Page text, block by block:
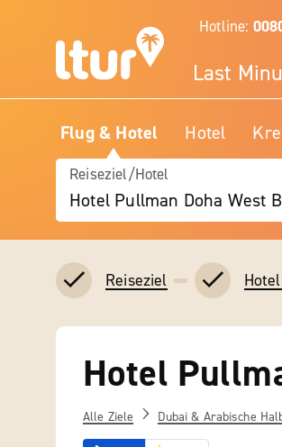
Hotline:
Last
Flug & Hotel Hotel
Reiseziel/Hotel
Hotel Pullman Doha West
Reiseziel
Hotel
Alle Ziele Dubai & Arabische